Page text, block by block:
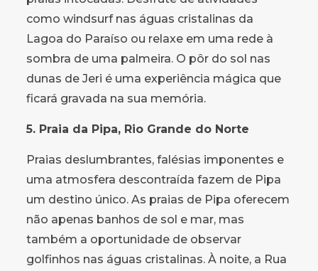
como windsurf nas águas cristalinas da
Lagoa do Paraíso ou relaxe em uma rede à
sombra de uma palmeira. O pôr do sol nas
dunas de Jeri é uma experiência mágica que
ficará gravada na sua memória.
5. Praia da Pipa, Rio Grande do Norte
Praias deslumbrantes, falésias imponentes e
uma atmosfera descontraída fazem de Pipa
um destino único. As praias de Pipa oferecem
não apenas banhos de sol e mar, mas
também a oportunidade de observar
golfinhos nas águas cristalinas. À noite, a Rua